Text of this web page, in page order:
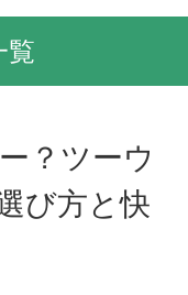
覧
？ツーウ
び方と快